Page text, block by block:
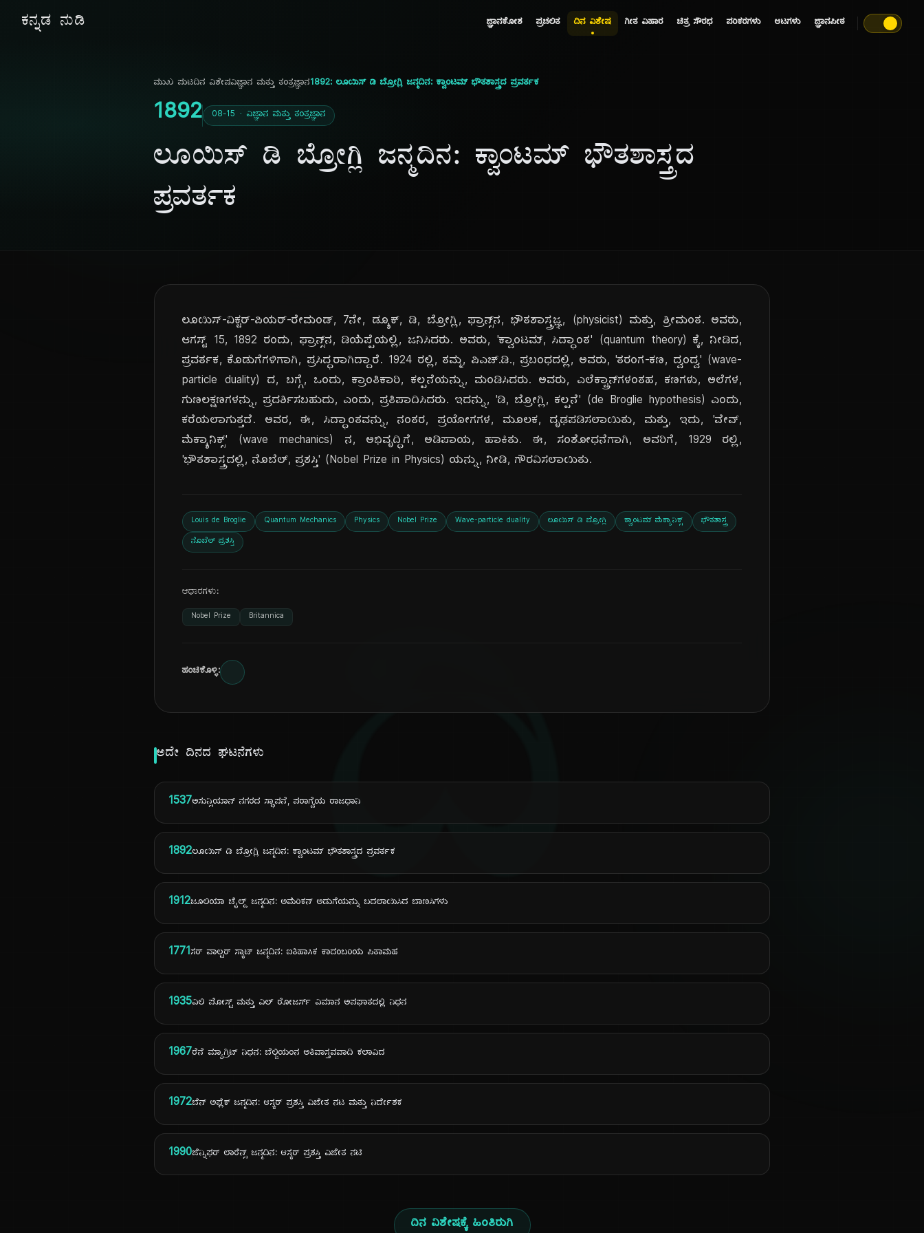
ಕನ್ನಡ ನುಡಿ ಜ್ಞಾನಕೋಶ ಪ್ರಚಲಿತ ದಿನ ವಿಶೇಷ ಗೀತ ವಿಹಾರ ಚಿತ್ರ ಸೌರಭ ಪರಿಕರಗಳು ಆಟಗಳು ಜ್ಞಾನಪೀಠ
ದಿ
ಮುಖ ಪುಟದಿನ ವಿಶೇಷವಿಜ್ಞಾನ ಮತ್ತು ತಂತ್ರಜ್ಞಾನ1892: ಲೂಯಿಸ್ ಡಿ ಬ್ರೋಗ್ಲಿ ಜನ್ಮದಿನ: ಕ್ವಾಂಟಮ್ ಭೌತಶಾಸ್ತ್ರದ ಪ್ರವರ್ತಕ
1892 08-15 · ವಿಜ್ಞಾನ ಮತ್ತು ತಂತ್ರಜ್ಞಾನ
ಲೂಯಿಸ್ ಡಿ ಬ್ರೋಗ್ಲಿ ಜನ್ಮದಿನ: ಕ್ವಾಂಟಮ್ ಭೌತಶಾಸ್ತ್ರದ
ಪ್ರವರ್ತಕ
ಲೂಯಿಸ್-ವಿಕ್ಟರ್-ಪಿಯರ್-ರೇಮಂಡ್, 7ನೇ, ಡ್ಯೂಕ್, ಡಿ, ಬ್ರೋಗ್ಲಿ, ಫ್ರಾನ್ಸ್‌ನ, ಭೌತಶಾಸ್ತ್ರಜ್ಞ, (physicist) ಮತ್ತು, ಶ್ರೀಮಂತ. ಅವರು,
ಆಗಸ್ಟ್ 15, 1892 ರಂದು, ಫ್ರಾನ್ಸ್‌ನ, ಡಿಯೆಪ್ಪೆಯಲ್ಲಿ, ಜನಿಸಿದರು. ಅವರು, 'ಕ್ವಾಂಟಮ್, ಸಿದ್ಧಾಂತ' (quantum theory) ಕ್ಕೆ, ನೀಡಿದ,
ಪ್ರವರ್ತಕ, ಕೊಡುಗೆಗಳಿಗಾಗಿ, ಪ್ರಸಿದ್ಧರಾಗಿದ್ದಾರೆ. 1924 ರಲ್ಲಿ, ತಮ್ಮ, ಪಿಎಚ್.ಡಿ., ಪ್ರಬಂಧದಲ್ಲಿ, ಅವರು, 'ತರಂಗ-ಕಣ, ದ್ವಂದ್ವ' (wave-
particle duality) ದ, ಬಗ್ಗೆ, ಒಂದು, ಕ್ರಾಂತಿಕಾರಿ, ಕಲ್ಪನೆಯನ್ನು, ಮಂಡಿಸಿದರು. ಅವರು, ಎಲೆಕ್ಟ್ರಾನ್‌ಗಳಂತಹ, ಕಣಗಳು, ಅಲೆಗಳ,
ಗುಣಲಕ್ಷಣಗಳನ್ನು, ಪ್ರದರ್ಶಿಸಬಹುದು, ಎಂದು, ಪ್ರತಿಪಾದಿಸಿದರು. ಇದನ್ನು, 'ಡಿ, ಬ್ರೋಗ್ಲಿ, ಕಲ್ಪನೆ' (de Broglie hypothesis) ಎಂದು,
ಕರೆಯಲಾಗುತ್ತದೆ. ಅವರ, ಈ, ಸಿದ್ಧಾಂತವನ್ನು, ನಂತರ, ಪ್ರಯೋಗಗಳ, ಮೂಲಕ, ದೃಢಪಡಿಸಲಾಯಿತು, ಮತ್ತು, ಇದು, 'ವೇವ್,
ಮೆಕ್ಯಾನಿಕ್ಸ್' (wave mechanics) ನ, ಅಭಿವೃದ್ಧಿಗೆ, ಅಡಿಪಾಯ, ಹಾಕಿತು. ಈ, ಸಂಶೋಧನೆಗಾಗಿ, ಅವರಿಗೆ, 1929 ರಲ್ಲಿ,
'ಭೌತಶಾಸ್ತ್ರದಲ್ಲಿ, ನೊಬೆಲ್, ಪ್ರಶಸ್ತಿ' (Nobel Prize in Physics) ಯನ್ನು, ನೀಡಿ, ಗೌರವಿಸಲಾಯಿತು.
Louis de Broglie Quantum Mechanics Physics Nobel Prize Wave-particle duality ಲೂಯಿಸ್ ಡಿ ಬ್ರೋಗ್ಲಿ ಕ್ವಾಂಟಮ್ ಮೆಕ್ಯಾನಿಕ್ಸ್ ಭೌತಶಾಸ್ತ್ರ
ನೊಬೆಲ್ ಪ್ರಶಸ್ತಿ
ಆಧಾರಗಳು:
Nobel Prize Britannica
ಹಂಚಿಕೊಳ್ಳಿ:
ಅದೇ ದಿನದ ಘಟನೆಗಳು
1537ಅಸುನ್ಸಿಯಾನ್ ನಗರದ ಸ್ಥಾಪನೆ, ಪರಾಗ್ವೆಯ ರಾಜಧಾನಿ
1892ಲೂಯಿಸ್ ಡಿ ಬ್ರೋಗ್ಲಿ ಜನ್ಮದಿನ: ಕ್ವಾಂಟಮ್ ಭೌತಶಾಸ್ತ್ರದ ಪ್ರವರ್ತಕ
1912ಜೂಲಿಯಾ ಚೈಲ್ಡ್ ಜನ್ಮದಿನ: ಅಮೆರಿಕನ್ ಅಡುಗೆಯನ್ನು ಬದಲಾಯಿಸಿದ ಬಾಣಸಿಗಳು
1771ಸರ್ ವಾಲ್ಟರ್ ಸ್ಕಾಟ್ ಜನ್ಮದಿನ: ಐತಿಹಾಸಿಕ ಕಾದಂಬರಿಯ ಪಿತಾಮಹ
1935ವಿಲಿ ಪೋಸ್ಟ್ ಮತ್ತು ವಿಲ್ ರೋಜರ್ಸ್ ವಿಮಾನ ಅಪಘಾತದಲ್ಲಿ ನಿಧನ
1967ರೆನೆ ಮ್ಯಾಗ್ರಿಟ್ ನಿಧನ: ಬೆಲ್ಜಿಯಂನ ಅತಿವಾಸ್ತವವಾದಿ ಕಲಾವಿದ
1972ಬೆನ್ ಅಫ್ಲೆಕ್ ಜನ್ಮದಿನ: ಆಸ್ಕರ್ ಪ್ರಶಸ್ತಿ ವಿಜೇತ ನಟ ಮತ್ತು ನಿರ್ದೇಶಕ
1990ಜೆನ್ನಿಫರ್ ಲಾರೆನ್ಸ್ ಜನ್ಮದಿನ: ಆಸ್ಕರ್ ಪ್ರಶಸ್ತಿ ವಿಜೇತ ನಟಿ
ದಿನ ವಿಶೇಷಕ್ಕೆ ಹಿಂತಿರುಗಿ